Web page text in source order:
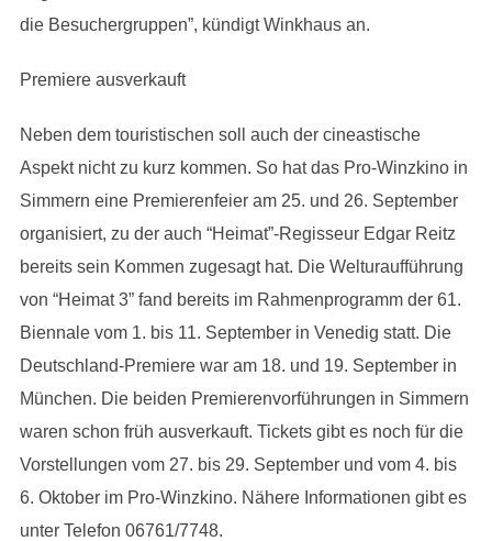
die Besuchergruppen”, kündigt Winkhaus an.
Premiere ausverkauft
Neben dem touristischen soll auch der cineastische
Aspekt nicht zu kurz kommen. So hat das Pro-Winzkino in
Simmern eine Premierenfeier am 25. und 26. September
organisiert, zu der auch “Heimat”-Regisseur Edgar Reitz
bereits sein Kommen zugesagt hat. Die Welturaufführung
von “Heimat 3” fand bereits im Rahmenprogramm der 61.
Biennale vom 1. bis 11. September in Venedig statt. Die
Deutschland-Premiere war am 18. und 19. September in
München. Die beiden Premierenvorführungen in Simmern
waren schon früh ausverkauft. Tickets gibt es noch für die
Vorstellungen vom 27. bis 29. September und vom 4. bis
6. Oktober im Pro-Winzkino. Nähere Informationen gibt es
unter Telefon 06761/7748.